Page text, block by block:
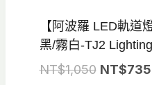
【阿波羅 LED軌道
黑/霧白-TJ2 Lighting
NT$1,050 原
NT$735